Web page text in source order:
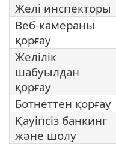
Желі инспекторы
Веб-камераны
қорғау
Желілік
шабуылдан
қорғау
Ботнеттен қорғау
Қауіпсіз банкинг
және шолу